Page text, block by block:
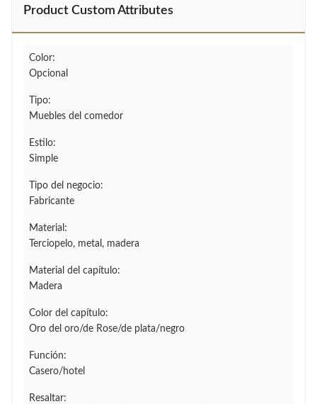
Product Custom Attributes
Color:
Opcional
Tipo:
Muebles del comedor
Estilo:
Simple
Tipo del negocio:
Fabricante
Material:
Terciopelo, metal, madera
Material del capítulo:
Madera
Color del capítulo:
Oro del oro/de Rose/de plata/negro
Función:
Casero/hotel
Resaltar: